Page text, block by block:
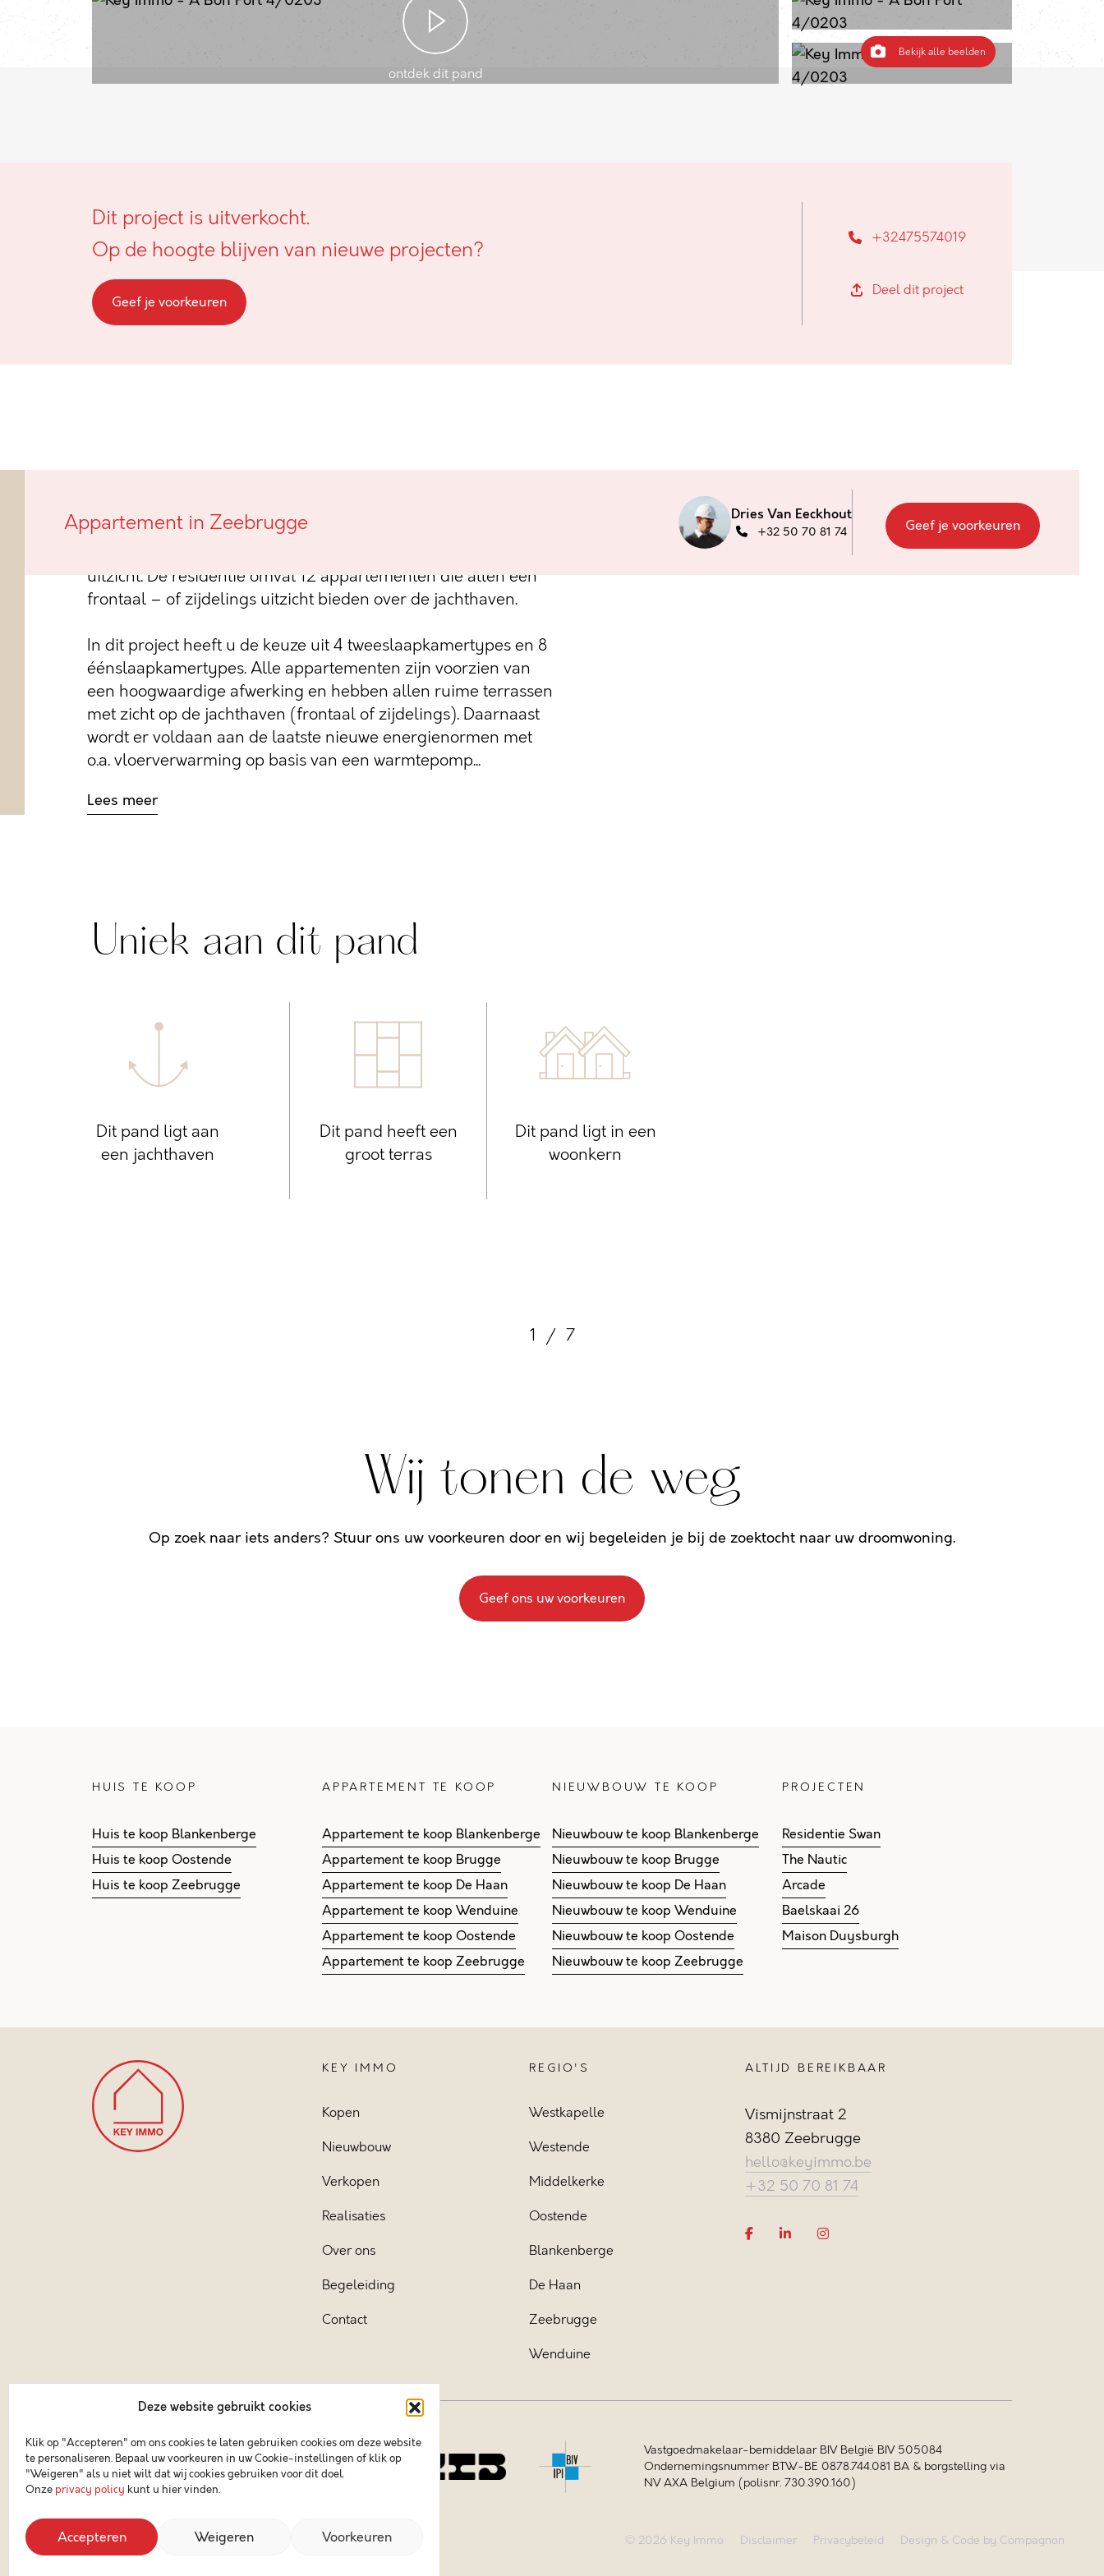
Deze website gebruikt cookies
Klik op "Accepteren" om ons cookies te laten gebruiken cookies om deze website
te personaliseren. Bepaal uw voorkeuren in uw Cookie-instellingen of klik op
"Weigeren" als u niet wilt dat wij cookies gebruiken voor dit doel.
Onze privacy policy kunt u hier vinden.
Accepteren Weigeren Voorkeuren
ontdek dit pand
Bekijk alle beelden
Dit project is uitverkocht.
Op de hoogte blijven van nieuwe projecten?
Geef je voorkeuren
+32475574019
Deel dit project
Appartement in Zeebrugge Dries Van Eeckhout
+32 50 70 81 74 Geef je voorkeuren
Werfkaai van Zeebrugge. De jachthaven ligt voor het project
uitzicht. De residentie omvat 12 appartementen die allen een
frontaal – of zijdelings uitzicht bieden over de jachthaven.
In dit project heeft u de keuze uit 4 tweeslaapkamertypes en 8
éénslaapkamertypes. Alle appartementen zijn voorzien van
een hoogwaardige afwerking en hebben allen ruime terrassen
met zicht op de jachthaven (frontaal of zijdelings). Daarnaast
wordt er voldaan aan de laatste nieuwe energienormen met
o.a. vloerverwarming op basis van een warmtepomp...
Lees meer
Uniek aan dit pand
Dit pand ligt aan
een jachthaven
Dit pand heeft een
groot terras
Dit pand ligt in een
woonkern
1 / 7
Wij tonen de weg
Op zoek naar iets anders? Stuur ons uw voorkeuren door en wij begeleiden je bij de zoektocht naar uw droomwoning.
Geef ons uw voorkeuren
HUIS TE KOOP
Huis te koop Blankenberge
Huis te koop Oostende
Huis te koop Zeebrugge
APPARTEMENT TE KOOP
Appartement te koop Blankenberge
Appartement te koop Brugge
Appartement te koop De Haan
Appartement te koop Wenduine
Appartement te koop Oostende
Appartement te koop Zeebrugge
NIEUWBOUW TE KOOP
Nieuwbouw te koop Blankenberge
Nieuwbouw te koop Brugge
Nieuwbouw te koop De Haan
Nieuwbouw te koop Wenduine
Nieuwbouw te koop Oostende
Nieuwbouw te koop Zeebrugge
PROJECTEN
Residentie Swan
The Nautic
Arcade
Baelskaai 26
Maison Duysburgh
KEY IMMO
Kopen
Nieuwbouw
Verkopen
Realisaties
Over ons
Begeleiding
Contact
REGIO'S
Westkapelle
Westende
Middelkerke
Oostende
Blankenberge
De Haan
Zeebrugge
Wenduine
ALTIJD BEREIKBAAR
Vismijnstraat 2
8380 Zeebrugge
hello@keyimmo.be
+32 50 70 81 74
Vastgoedmakelaar-bemiddelaar BIV België BIV 505084
Ondernemingsnummer BTW-BE 0878.744.081 BA & borgstelling via
NV AXA Belgium (polisnr. 730.390.160)
© 2026 Key Immo Disclaimer Privacybeleid Design & Code by Compagnon